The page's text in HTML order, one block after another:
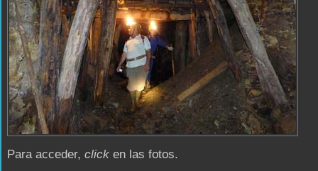
Para acceder, click en las fotos.